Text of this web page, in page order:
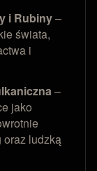
i Rubiny–
świata,
i
–
jako
oraz ludzką